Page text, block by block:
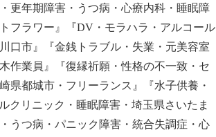
更年期障害・うつ病・心療内科・睡眠障
フラワー』『DV・モラハラ・アルコール
口市』『金銭トラブル・失業・元美容室
作業員』『復縁祈願・性格の不一致・セ
県都城市・フリーランス』『水子供養・
クリニック・睡眠障害・埼玉県さいたま
うつ病・パニック障害・統合失調症・心